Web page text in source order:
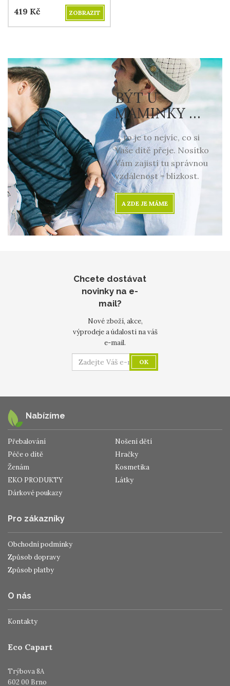
419 Kč ZOBRAZIT
BÝT U
MAMINKY …
… to je to nejvíc, co si
Vaše dítě přeje. Nosítko
Vám zajistí tu správnou
vzdálenost = blízkost.
A ZDE JE MÁME
Chcete dostávat
novinky na e-
mail?
Nové zboží, akce,
výprodeje a údalosti na váš
e-mail.
OK
Nabízíme
Přebalování
Nošení dětí
Péče o dítě
Hračky
Ženám
Kosmetika
EKO PRODUKTY
Látky
Dárkové poukazy
Pro zákazníky
Obchodní podmínky
Způsob dopravy
Způsob platby
O nás
Kontakty
Eco Capart
Trýbova 8A
602 00 Brno